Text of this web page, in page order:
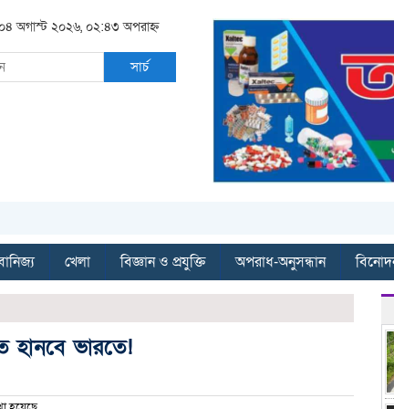
০৪ অগাস্ট ২০২৬, ০২:৪৩ অপরাহ্ন
সার্চ
খেলা বিজ্ঞান ও প্রযুক্তি অপরাধ-অনুসন্ধান
ভারতে!